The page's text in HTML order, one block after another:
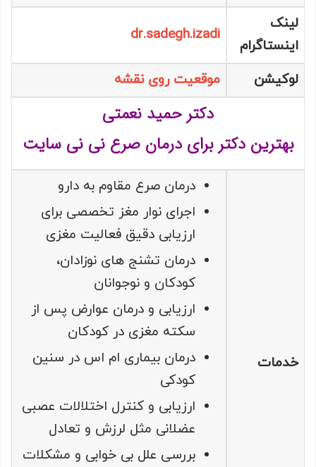
لینک
اینستاگرام
dr.sadegh.izadi
لوکیشن موقعیت روی نقشه
دکتر حمید نعمتی
بهترین دکتر برای درمان صرع نی نی سایت
خدمات
درمان صرع مقاوم به دارو
اجرای نوار مغز تخصصی برای
ارزیابی دقیق فعالیت مغزی
درمان تشنج های نوزادان،
کودکان و نوجوانان
ارزیابی و درمان عوارض پس از
سکته مغزی در کودکان
درمان بیماری ام اس در سنین
کودکی
ارزیابی و کنترل اختلالات عصبی
عضلانی مثل لرزش و تعادل
بررسی علل بی خوابی و مشکلات